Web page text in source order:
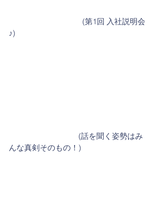
♪)
(話を聞く姿勢はみ
んな真剣そのもの！)